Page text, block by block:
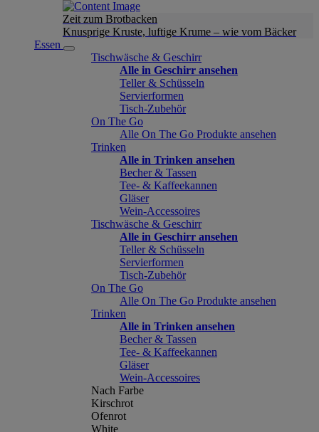
Zeit zum Brotbacken
Knusprige Kruste, luftige Krume – wie vom Bäcker
Essen
Tischwäsche & Geschirr
Alle in Geschirr ansehen
Teller & Schüsseln
Servierformen
Tisch-Zubehör
On The Go
Alle On The Go Produkte ansehen
Trinken
Alle in Trinken ansehen
Becher & Tassen
Tee- & Kaffeekannen
Gläser
Wein-Accessoires
Tischwäsche & Geschirr
Alle in Geschirr ansehen
Teller & Schüsseln
Servierformen
Tisch-Zubehör
On The Go
Alle On The Go Produkte ansehen
Trinken
Alle in Trinken ansehen
Becher & Tassen
Tee- & Kaffeekannen
Gläser
Wein-Accessoires
Nach Farbe
Kirschrot
Ofenrot
White